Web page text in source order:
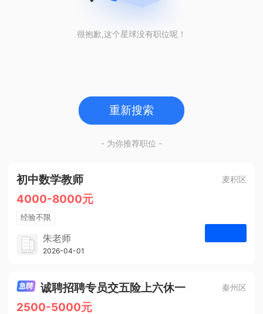
很抱歉,这个星球没有职位呢！
重新搜索
- 为你推荐职位 -
初中数学教师 麦积区
4000-8000元
经验不限
学历不限
1人
朱老师
博学启智教育
2026-04-01
诚聘招聘专员交五险上六休一 秦州区
2500-5000元